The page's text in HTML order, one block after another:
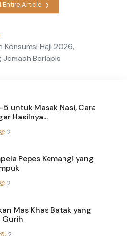
Entire Article
Konsumsi Haji 2026,
Berlapis
untuk Masak Nasi, Cara
Hasilnya...
2
Pepes Kemangi yang
2
Mas Khas Batak yang
2